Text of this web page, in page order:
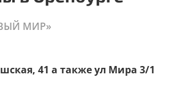
МИР»
41 а также ул Мира 3/1